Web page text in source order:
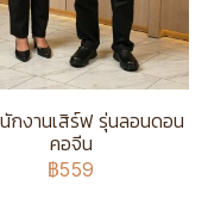
กงานเสิร์ฟ รุ่นลอนดอน
คอจีน
฿559